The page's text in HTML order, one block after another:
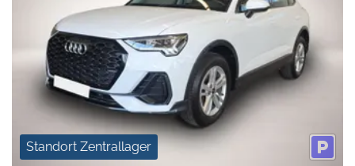
Standort Zentrallager